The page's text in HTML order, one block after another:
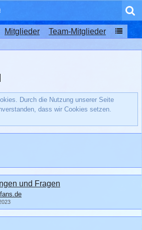
Mitglieder Team-Mitglieder
Durch die Nutzung unserer Seite
dass wir Cookies setzen.
und Fragen